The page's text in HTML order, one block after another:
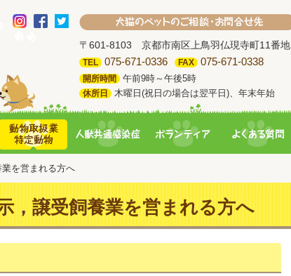
〒601-8103 京都市南区上鳥羽仏現寺町11番地
TEL 075-671-0336 FAX 075-671-0338
開所時間 午前9時～午後5時
休所日 木曜日(祝日の場合は翌平日)、年末年始
を営まれる方へ
，譲受飼養業を営まれる方へ